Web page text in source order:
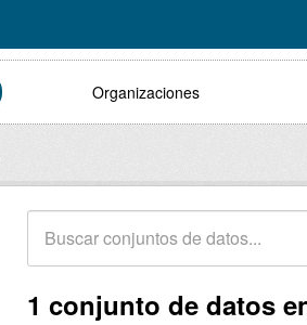
Organizaciones
1 conjunto de datos